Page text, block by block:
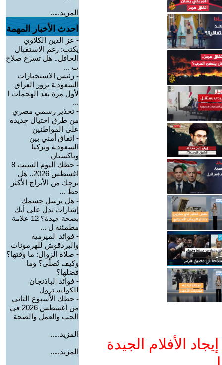
الأفلام الجيدة
المزيد.....
احدث الأخبار المهمة
- عز الدين الكلاوي
يكتب: رغم الاستقبال
الحافل.. هل تسرع صلاح
ب ...
- رئيس الاستخبارات
السعودية يزور العراق
لأول مرة بعد الهجمات ا
...
- تحذير رسمي مصري
من طرق احتيال جديدة
على المواطنين
- اتفاق أمني بين
السعودية وتركيا
وباكستان
-
حظك اليوم السبت 8
اغسطس 2026.. هل
برجك من الأبراج الأكثر
حظً ...
- هل يرسل جسمك
إشارات تدل على أنك
بصحة جيدة؟ 12 علامة
مطمئنة ل ...
- فوائد الميرمية
والبردقوش للهرمونات
- صلاة الزوال: ما وقتها؟
وكيف تُصلّى؟ وما
فضلها؟
- فوائد الباذنجان
للكوليسترول
- حظك الأسبوع الثاني
من أغسطس 2026 في
الحب والعمل والصحة
المزيد.....
المزيد.....